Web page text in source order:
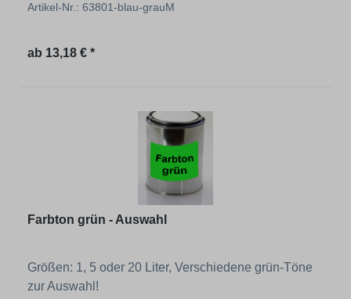
Artikel-Nr.: 63801-blau-grauM
Regulärer Preis:
ab 13,18 € *
Farbton grün - Auswahl
Größen: 1, 5 oder 20 Liter, Verschiedene grün-Töne
zur Auswahl!